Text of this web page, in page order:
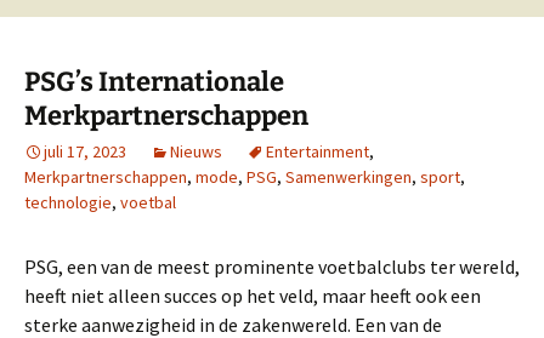
PSG’s Internationale
Merkpartnerschappen
juli 17, 2023 Nieuws Entertainment,
Merkpartnerschappen, mode, PSG, Samenwerkingen, sport,
technologie, voetbal
PSG, een van de meest prominente voetbalclubs ter wereld,
heeft niet alleen succes op het veld, maar heeft ook een
sterke aanwezigheid in de zakenwereld. Een van de